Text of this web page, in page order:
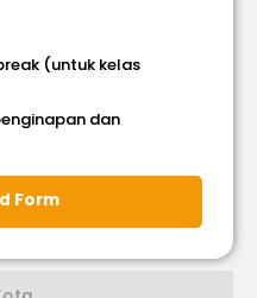
(untuk kelas
dan
Form